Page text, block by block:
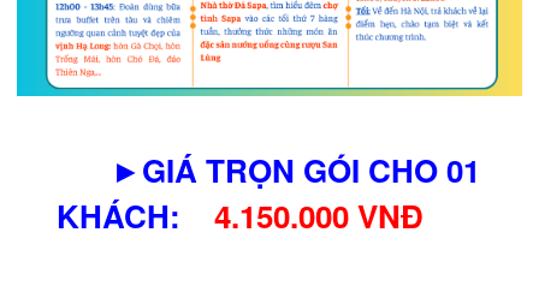
►GIÁ TRỌN GÓI CHO 01
KHÁCH: 4.150.000 VNĐ